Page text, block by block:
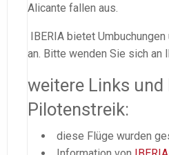
Alicante fallen aus.
IBERIA bietet
an. Bitte wenden Sie sich an
weitere Links und
Pilotenstreik:
diese Flüge wurden